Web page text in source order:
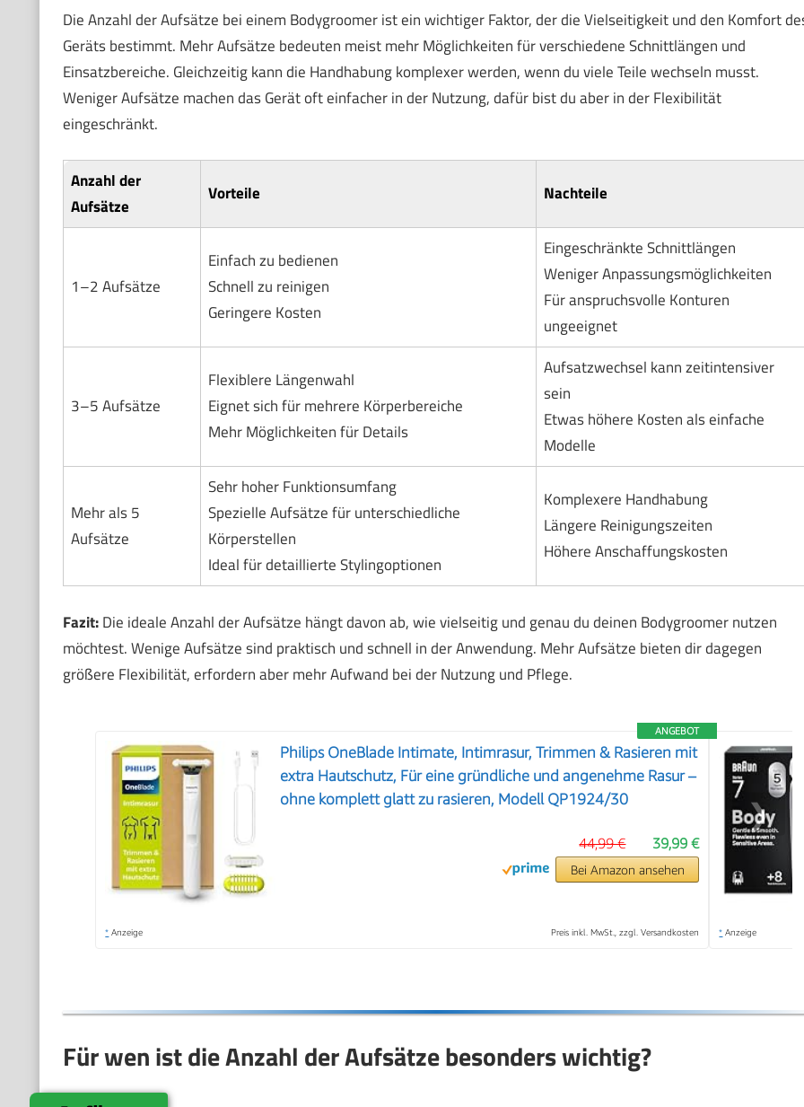
Die Anzahl der Aufsätze bei einem Bodygroomer ist ein wichtiger Faktor, der die Vielseitigkeit und den Komfort
Geräts bestimmt. Mehr Aufsätze bedeuten meist mehr Möglichkeiten für verschiedene Schnittlängen und
Einsatzbereiche. Gleichzeitig kann die Handhabung komplexer werden, wenn du viele Teile wechseln musst.
Weniger Aufsätze machen das Gerät oft einfacher in der Nutzung, dafür bist du aber in der Flexibilität
eingeschränkt.
Anzahl der
Aufsätze
Vorteile Nachteile
1–2 Aufsätze
Einfach zu bedienen
Schnell zu reinigen
Geringere Kosten
Eingeschränkte Schnittlängen
Weniger Anpassungsmöglichkeiten
Für anspruchsvolle Konturen
ungeeignet
3–5 Aufsätze
Flexiblere Längenwahl
Eignet sich für mehrere Körperbereiche
Mehr Möglichkeiten für Details
Aufsatzwechsel kann zeitintensiver
sein
Etwas höhere Kosten als einfache
Modelle
Mehr als 5
Aufsätze
Sehr hoher Funktionsumfang
Spezielle Aufsätze für unterschiedliche
Körperstellen
Ideal für detaillierte Stylingoptionen
Komplexere Handhabung
Längere Reinigungszeiten
Höhere Anschaffungskosten
Fazit:Die ideale Anzahl der Aufsätze hängt davon ab, wie vielseitig und genau du deinen Bodygroomer nutzen
möchtest. Wenige Aufsätze sind praktisch und schnell in der Anwendung. Mehr Aufsätze bieten dir dagegen
größere Flexibilität, erfordern aber mehr Aufwand bei der Nutzung und Pflege.
ANGEBOT
Philips OneBlade Intimate, Intimrasur, Trimmen & Rasieren mit
extra Hautschutz, Für eine gründliche und angenehme Rasur –
ohne komplett glatt zu rasieren, Modell QP1924/30
39,99 €
44,99 €
Bei Amazon ansehen
* Anzeige Preis inkl. MwSt., zzgl. Versandkosten * Anzeige
❯
Für wen ist die Anzahl der Aufsätze besonders wichtig?